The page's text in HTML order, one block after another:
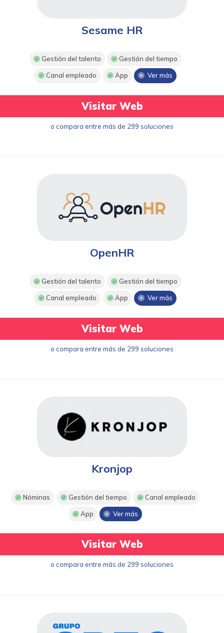
Sesame HR
Gestión del talento Gestión del tiempo
Canal empleado App Ver más
Visitar Web
o compara entre más de 299 soluciones
OpenHR
Gestión del talento Gestión del tiempo
Canal empleado App Ver más
Visitar Web
o compara entre más de 299 soluciones
Kronjop
Nóminas Gestión del tiempo Canal empleado
App Ver más
Visitar Web
o compara entre más de 299 soluciones